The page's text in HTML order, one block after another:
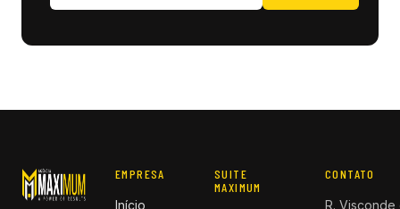
EMPRESA
Início
SUITE
MAXIMUM
CONTATO
R.